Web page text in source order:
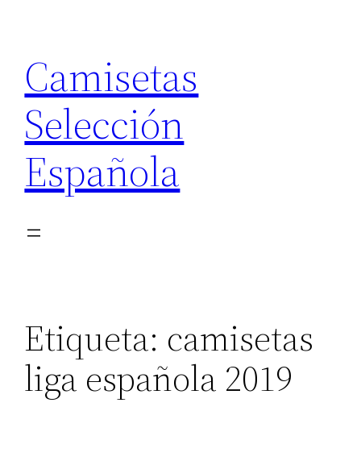
contenido
Camisetas
Selección
Española
Etiqueta: camisetas
liga española 2019